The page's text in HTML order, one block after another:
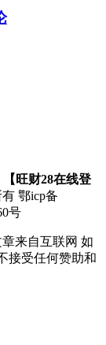
【旺财28在线登
鄂icp备
号
来自互联网 如
接受任何赞助和